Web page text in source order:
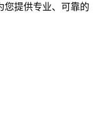
您提供专业、可靠的